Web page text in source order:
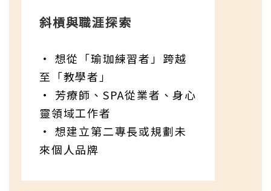
斜槓與職涯探索
• 想從「瑜珈練習者」跨越
至「教學者」
• 芳療師、SPA從業者、身心
靈領域工作者
• 想建立第二專長或規劃未
來個人品牌